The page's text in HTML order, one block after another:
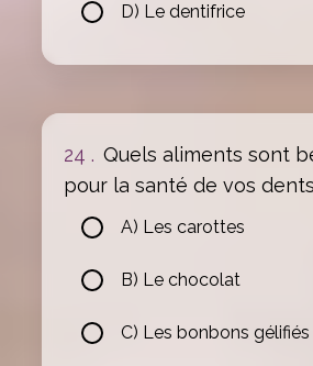
D) Le dentifrice
24 . Quels aliments sont
pour la santé de vos
A) Les carottes
B) Le chocolat
C) Les bonbons gélifiés